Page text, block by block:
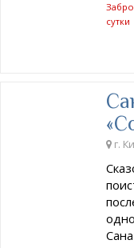
сутки
г.